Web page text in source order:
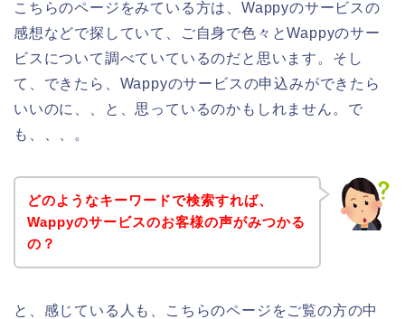
こちらのページをみている方は、Wappyのサービスの
感想などで探していて、ご自身で色々とWappyのサー
ビスについて調べていているのだと思います。そし
て、できたら、Wappyのサービスの申込みができたら
いいのに、、と、思っているのかもしれません。で
も、、、。
どのようなキーワードで検索すれば、
Wappyのサービスのお客様の声がみつかる
の？
と、感じている人も、こちらのページをご覧の方の中